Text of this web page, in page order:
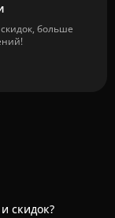
больше
скидок?